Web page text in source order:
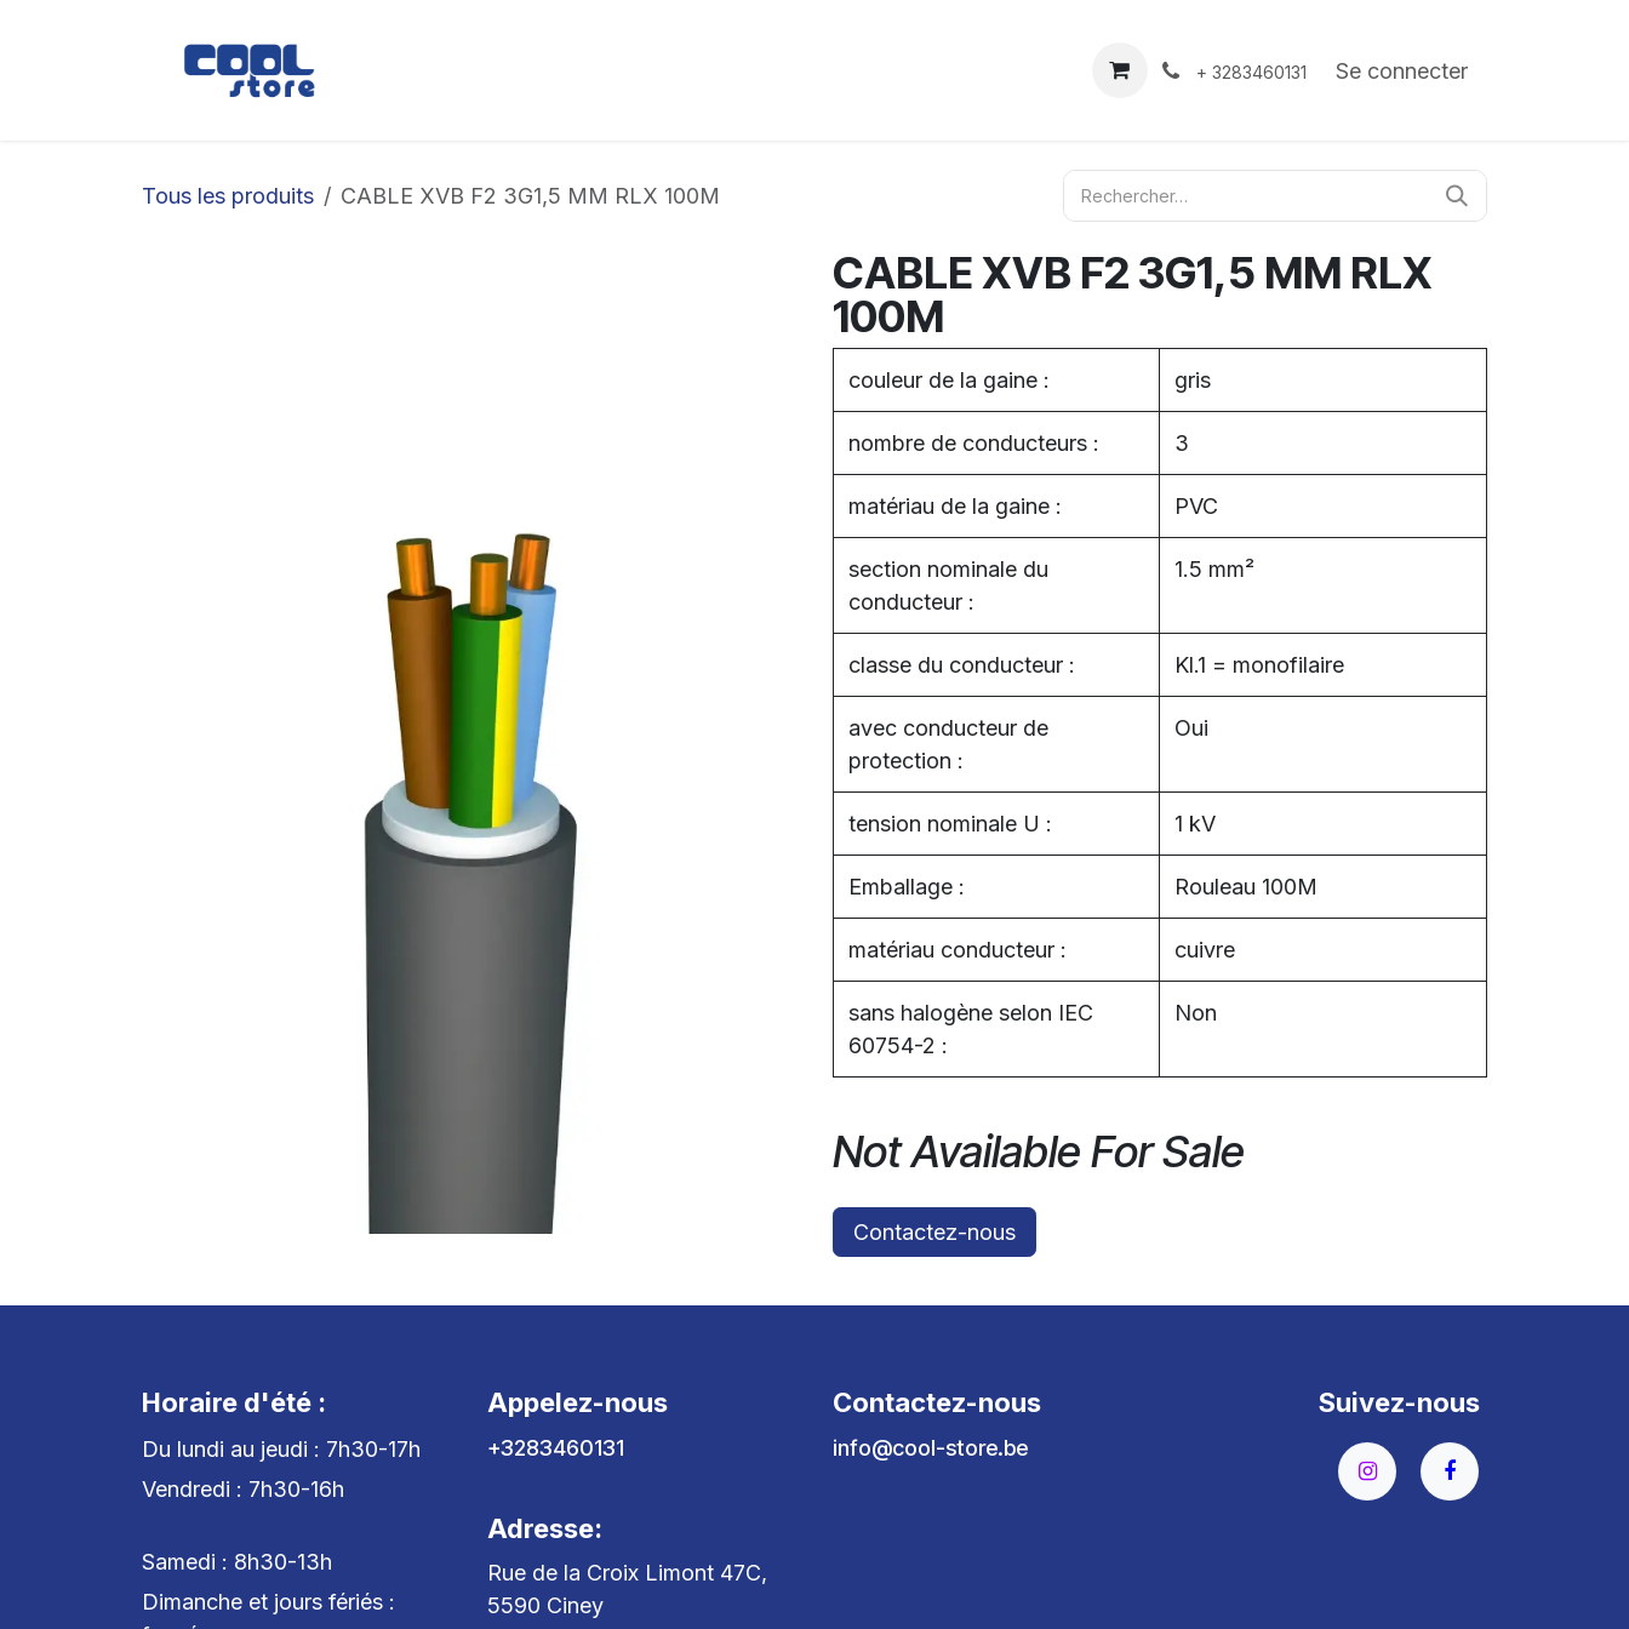
À propos Contact
+ 3283460131 Se connecter
Tous les produits CABLE XVB F2 3G1,5 MM RLX 100M
CABLE XVB F2 3G1,5 MM RLX
100M
couleur de la gaine : gris
nombre de conducteurs : 3
matériau de la gaine : PVC
section nominale du
conducteur :
1.5 mm²
classe du conducteur : Kl.1 = monofilaire
avec conducteur de
protection :
Oui
tension nominale U : 1 kV
Emballage : Rouleau 100M
matériau conducteur : cuivre
sans halogène selon IEC
60754-2 :
Non
Not Available For Sale
Contactez-nous
Horaire d'été :
Du lundi au jeudi : 7h30-17h
Vendredi : 7h30-16h
Samedi : 8h30-13h
Dimanche et jours fériés :
Appelez-nous
+3283460131
Adresse:
Rue de la Croix Limont 47C,
5590 Ciney
Contactez-nous
info@cool-store.be
Suivez-nous